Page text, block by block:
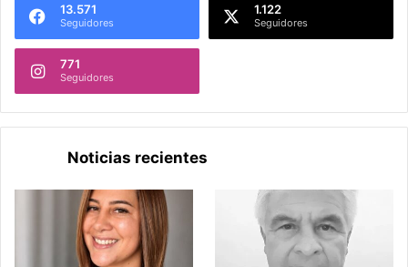
13.571
Seguidores
1.122
Seguidores
771
Seguidores
Noticias recientes